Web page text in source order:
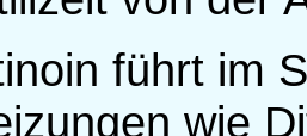
führt im
wie